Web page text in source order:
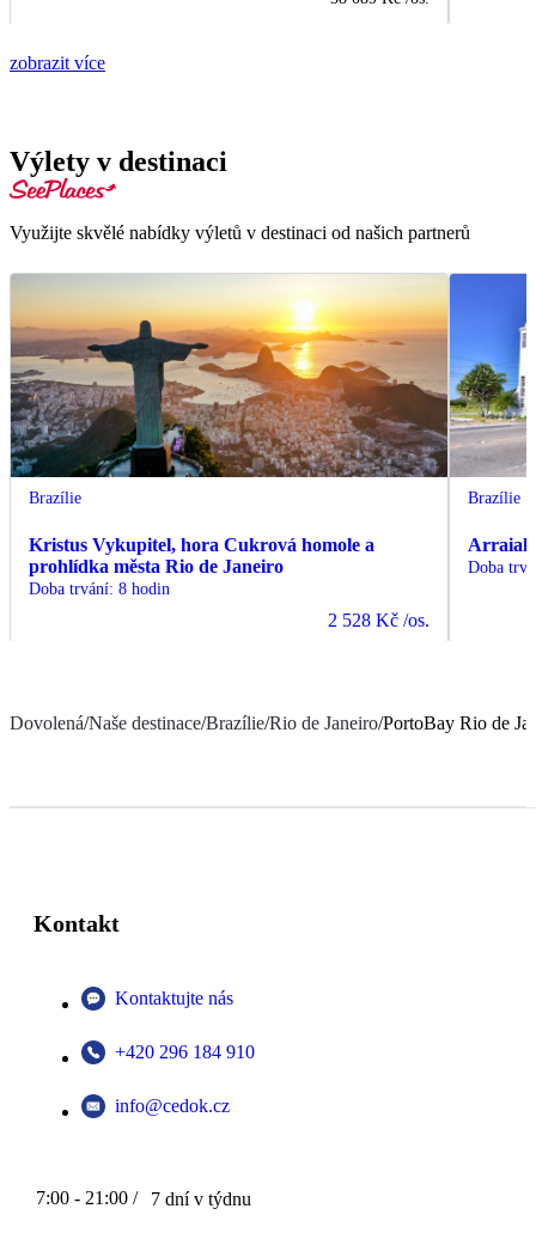
zobrazit více
Výlety v destinaci
Využijte skvělé nabídky výletů v destinaci od našich partnerů
Brazílie
Kristus Vykupitel, hora Cukrová homole a
prohlídka města Rio de Janeiro
Doba trvání: 8 hodin
2 528 Kč /os.
Brazílie
Arraial
Doba
Dovolená/Naše destinace/Brazílie/Rio de Janeiro/PortoBay Rio de
Kontakt
Kontaktujte nás
+420 296 184 910
info@cedok.cz
7:00 - 21:00 / 7 dní v týdnu